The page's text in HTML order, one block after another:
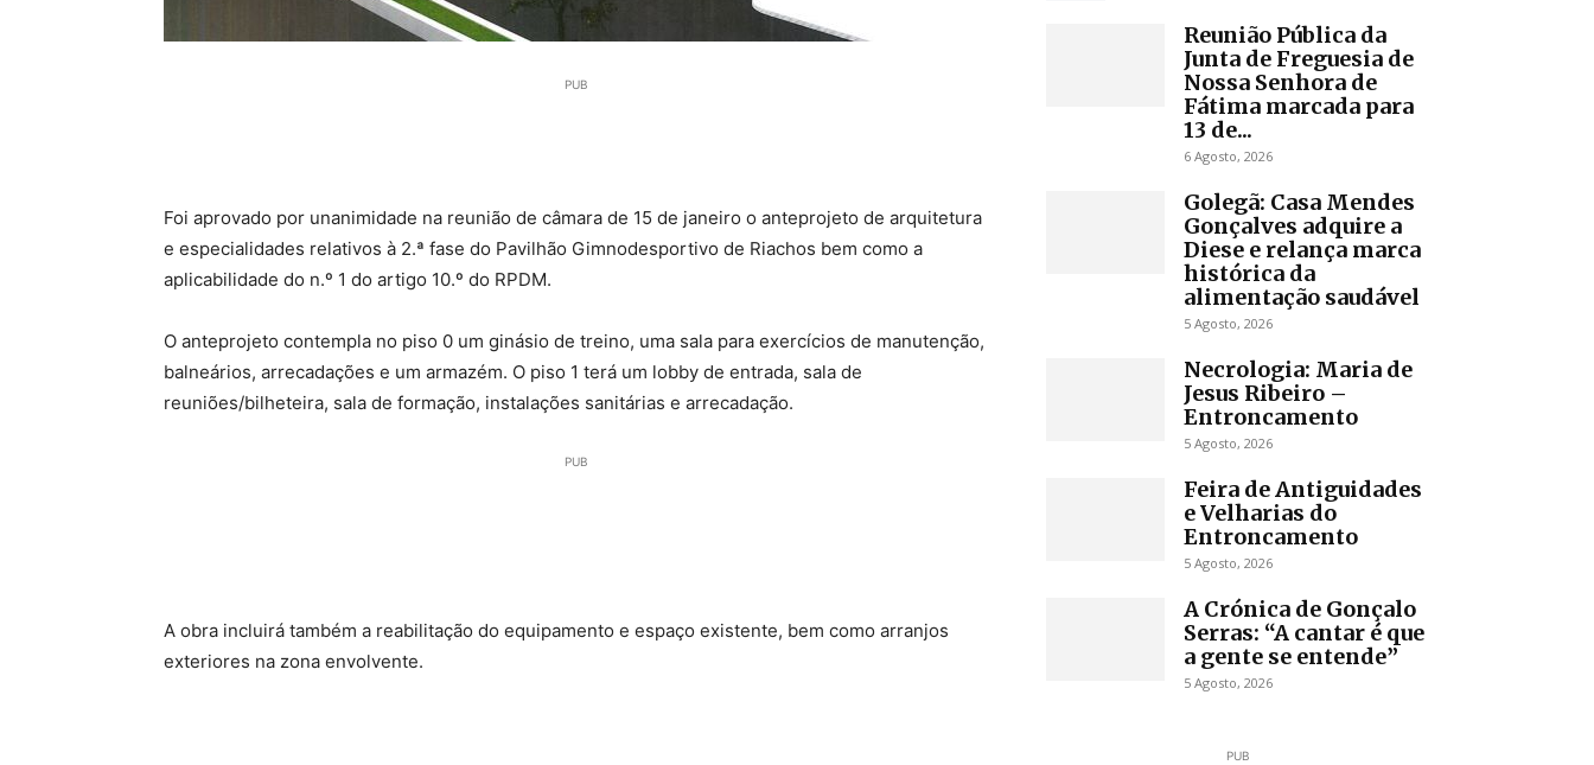
PUB
Foi aprovado por unanimidade na reunião de câmara de 15 de janeiro o anteprojeto de arquitetura
e especialidades relativos à 2.ª fase do Pavilhão Gimnodesportivo de Riachos bem como a
aplicabilidade do n.º 1 do artigo 10.º do RPDM.
O anteprojeto contempla no piso 0 um ginásio de treino, uma sala para exercícios de manutenção,
balneários, arrecadações e um armazém. O piso 1 terá um lobby de entrada, sala de
reuniões/bilheteira, sala de formação, instalações sanitárias e arrecadação.
PUB
A obra incluirá também a reabilitação do equipamento e espaço existente, bem como arranjos
exteriores na zona envolvente.
Reunião Pública da
Junta de Freguesia de
Nossa Senhora de
Fátima marcada para
13 de...
6 Agosto, 2026
Golegã: Casa Mendes
Gonçalves adquire a
Diese e relança marca
histórica da
alimentação saudável
5 Agosto, 2026
Necrologia: Maria de
Jesus Ribeiro –
Entroncamento
5 Agosto, 2026
Feira de Antiguidades
e Velharias do
Entroncamento
5 Agosto, 2026
A Crónica de Gonçalo
Serras: “A cantar é que
a gente se entende”
5 Agosto, 2026
PUB